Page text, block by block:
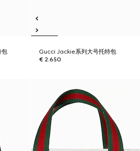
包
Gucci Jackie系列大号托特包
€ 2.650